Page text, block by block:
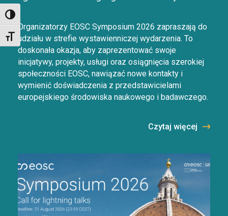
Toggle High Contrast
Toggle Font size
Organizatorzy EOSC Symposium 2026 zapraszają do
udziału w strefie wystawienniczej wydarzenia. To
doskonała okazja, aby zaprezentować swoje
inicjatywy, projekty, usługi oraz osiągnięcia szerokiej
społeczności EOSC, nawiązać nowe kontakty i
wymienić doświadczenia z przedstawicielami
europejskiego środowiska naukowego i badawczego.
Czytaj więcej